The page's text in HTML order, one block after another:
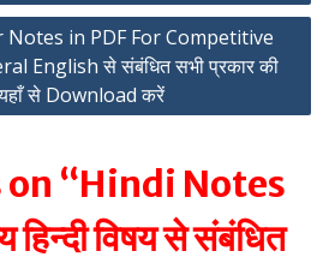
Notes in PDF For Competitive
English से संबंधित सभी प्रकार की
से Download करें
“Hindi Notes
हिन्दी विषय से संबंधित